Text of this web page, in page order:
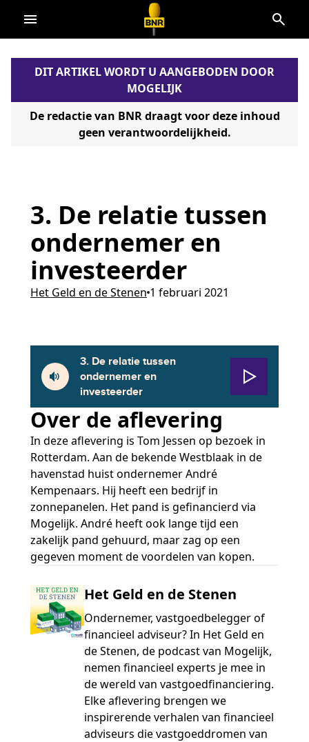
Direct
naar
deDIT ARTIKEL WORDT U AANGEBODEN DOOR
MOGELIJK
De redactie van BNR draagt voor deze inhoud
geen verantwoordelijkheid.
3. De relatie tussen
ondernemer en
investeerder
Het Geld en de Stenen 1 februari 2021
3. De relatie tussen
ondernemer en
investeerder
Over de aflevering
In deze aflevering is Tom Jessen op bezoek in
Rotterdam. Aan de bekende Westblaak in de
havenstad huist ondernemer André
Kempenaars. Hij heeft een bedrijf in
zonnepanelen. Het pand is gefinancierd via
Mogelijk. André heeft ook lange tijd een
zakelijk pand gehuurd, maar zag op een
gegeven moment de voordelen van kopen.
Het Geld en de Stenen
Ondernemer, vastgoedbelegger of
financieel adviseur? In Het Geld en
de Stenen, de podcast van Mogelijk,
nemen financieel experts je mee in
de wereld van vastgoedfinanciering.
Elke aflevering brengen we
inspirerende verhalen van financieel
adviseurs die vastgoeddromen van